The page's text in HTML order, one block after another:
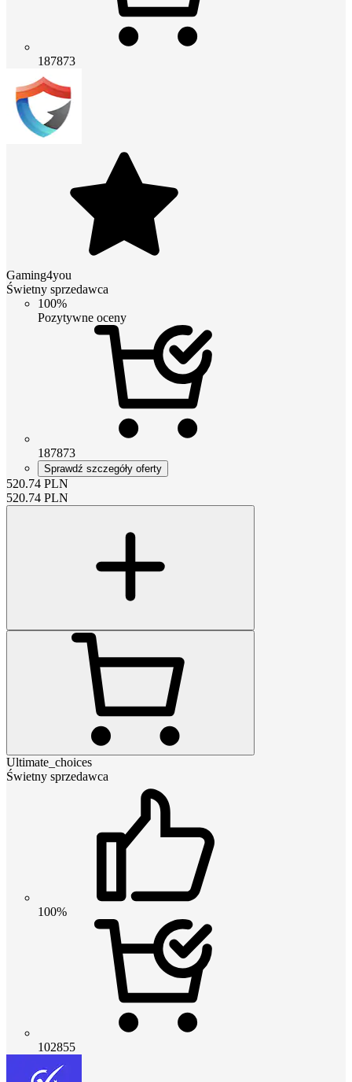
187873
Gaming4you
Świetny sprzedawca
100%
Pozytywne oceny
187873
Sprawdź szczegóły oferty
520.74 PLN
520.74 PLN
Ultimate_choices
Świetny sprzedawca
100%
102855